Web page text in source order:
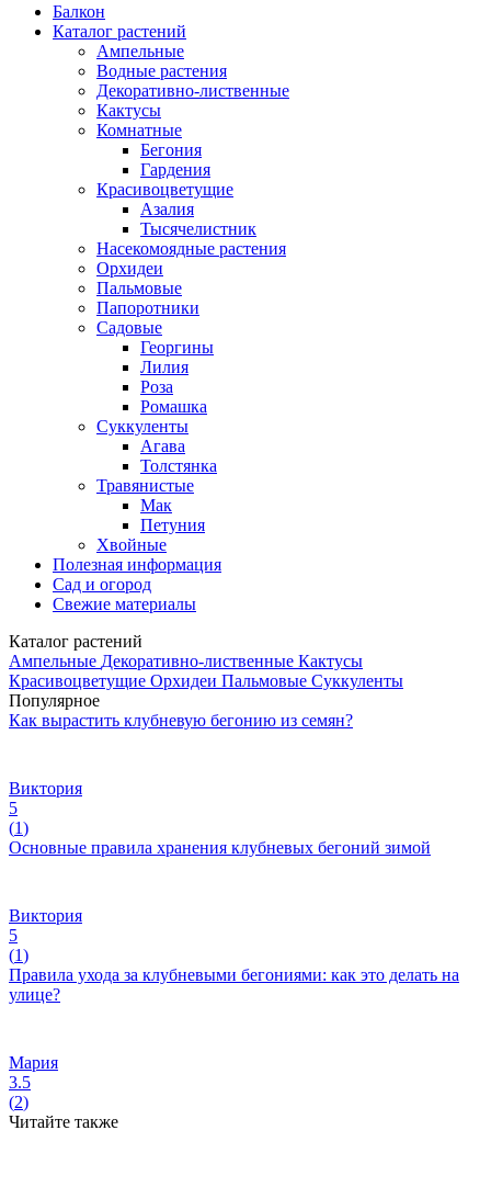
Балкон
Каталог растений
Ампельные
Водные растения
Декоративно-лиственные
Кактусы
Комнатные
Бегония
Гардения
Красивоцветущие
Азалия
Тысячелистник
Насекомоядные растения
Орхидеи
Пальмовые
Папоротники
Садовые
Георгины
Лилия
Роза
Ромашка
Суккуленты
Агава
Толстянка
Травянистые
Мак
Петуния
Хвойные
Полезная информация
Сад и огород
Свежие материалы
Каталог растений
Ампельные Декоративно-лиственные Кактусы
Красивоцветущие Орхидеи Пальмовые Суккуленты
Популярное
Как вырастить клубневую бегонию из семян?
Виктория
5
(1)
Основные правила хранения клубневых бегоний зимой
Виктория
5
(1)
Правила ухода за клубневыми бегониями: как это делать на
улице?
Мария
3.5
(2)
Читайте также